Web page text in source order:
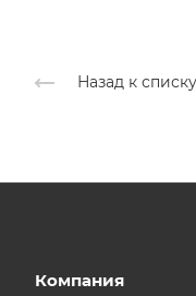
Назад к списку
Компания